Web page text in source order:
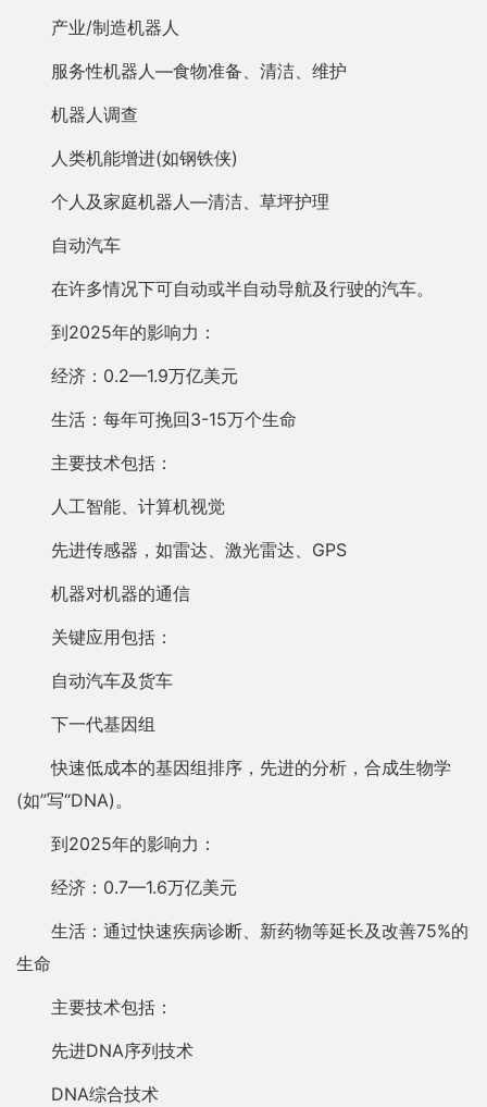
产业/制造机器人
服务性机器人—食物准备、清洁、维护
机器人调查
人类机能增进(如钢铁侠)
个人及家庭机器人—清洁、草坪护理
自动汽车
在许多情况下可自动或半自动导航及行驶的汽车。
到2025年的影响力：
经济：0.2—1.9万亿美元
生活：每年可挽回3-15万个生命
主要技术包括：
人工智能、计算机视觉
先进传感器，如雷达、激光雷达、GPS
机器对机器的通信
关键应用包括：
自动汽车及货车
下一代基因组
快速低成本的基因组排序，先进的分析，合成生物学
(如”写“DNA)。
到2025年的影响力：
经济：0.7—1.6万亿美元
生活：通过快速疾病诊断、新药物等延长及改善75%的
生命
主要技术包括：
先进DNA序列技术
DNA综合技术